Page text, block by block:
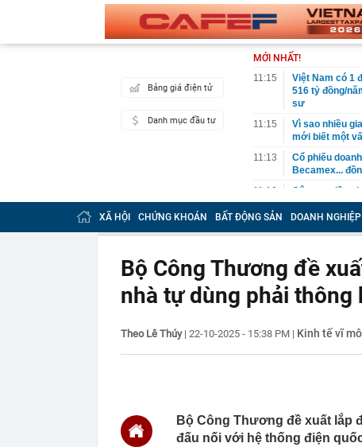
Bảng giá điện tử
Danh mục đầu tư
MỚI NHẤT!
11:15
Việt Nam có 1
516 tỷ đồng/
sư
11:15
Vì sao nhiều
mới biết một
11:13
Cổ phiếu
Becamex...
11:10
Công an đồng
sáng
Cổ phiếu
định ra sao?
11:02
Hạ tầng AI
11:00
Mỹ ghi nhận
km vẫn dùng
10:49
Giá bạc leo lên
chỉ trong một
XÃ HỘI CHỨNG KHOÁN BẤT ĐỘNG SẢN DOANH NGHIỆP
Bộ Công Thương đề
nhà tự dùng phải thông
Theo Lê Thúy| 22-10-2025 - 15:38 PM | Kinh tế vĩ
Bộ Công Thương đề xuất lắp
đấu nối với hệ thống điện